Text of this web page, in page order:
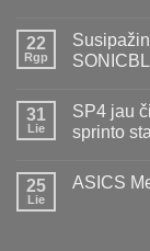
22
Rgp
31
Lie
SP4 jau
sprinto
25
Lie
ASICS